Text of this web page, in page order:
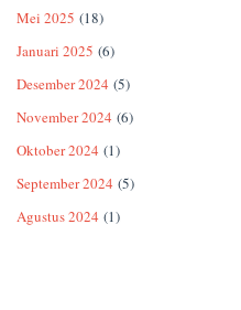
Mei 2025 (18)
Januari 2025 (6)
Desember 2024 (5)
November 2024 (6)
Oktober 2024 (1)
September 2024 (5)
Agustus 2024 (1)